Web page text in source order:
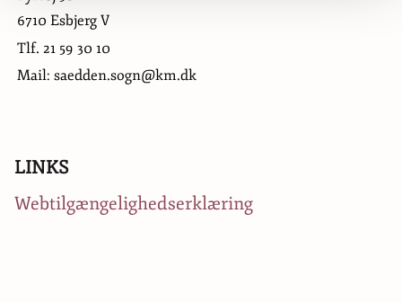
6710 Esbjerg V
Tlf. 21 59 30 10
Mail: saedden.sogn@km.dk
LINKS
Webtilgængelighedserklæring